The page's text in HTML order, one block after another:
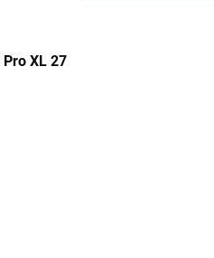
Pro XL 27